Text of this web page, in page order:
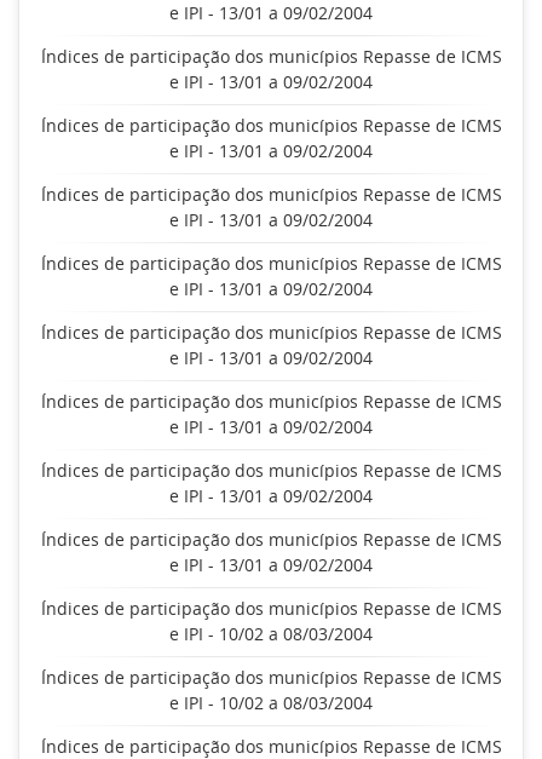
e IPI - 13/01 a 09/02/2004
Índices de participação dos municípios Repasse de ICMS
e IPI - 13/01 a 09/02/2004
Índices de participação dos municípios Repasse de ICMS
e IPI - 13/01 a 09/02/2004
Índices de participação dos municípios Repasse de ICMS
e IPI - 13/01 a 09/02/2004
Índices de participação dos municípios Repasse de ICMS
e IPI - 13/01 a 09/02/2004
Índices de participação dos municípios Repasse de ICMS
e IPI - 13/01 a 09/02/2004
Índices de participação dos municípios Repasse de ICMS
e IPI - 13/01 a 09/02/2004
Índices de participação dos municípios Repasse de ICMS
e IPI - 13/01 a 09/02/2004
Índices de participação dos municípios Repasse de ICMS
e IPI - 13/01 a 09/02/2004
Índices de participação dos municípios Repasse de ICMS
e IPI - 10/02 a 08/03/2004
Índices de participação dos municípios Repasse de ICMS
e IPI - 10/02 a 08/03/2004
Índices de participação dos municípios Repasse de ICMS